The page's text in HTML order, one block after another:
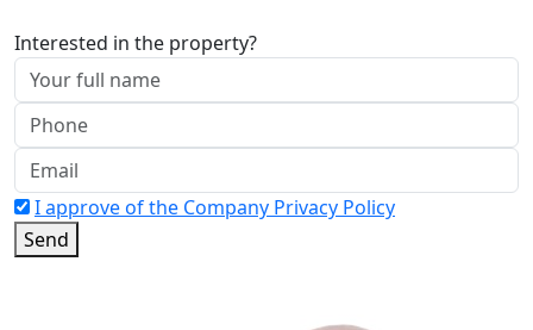
Interested in the property?
I approve of the Company Privacy Policy
Send